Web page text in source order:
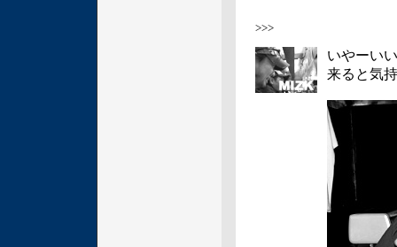
>>>
いやーい
来ると気